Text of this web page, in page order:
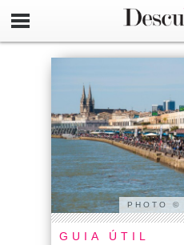
PHOTO ©
GUIA ÚTIL